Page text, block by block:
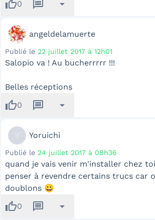
thumb_up0 message arrow_drop_down
angeldelamuerte
Publié le 22 juillet 2017 à 12h01
Salopio va ! Au bucherrrrr !!!
Belles réceptions
thumb_up0 message arrow_drop_down
Yoruichi
Publié le 24 juillet 2017 à 08h36
quand je vais venir m'installer chez
penser à revendre certains trucs car
doublons 😀
thumb_up0 message arrow_drop_down